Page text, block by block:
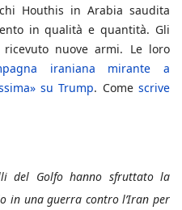
Houthis in Arabia saudita
in qualità e quantità. Gli
nuove armi. Le loro
iraniana mirante a
su Trump. Comescrive
del Golfo hanno sfruttato la
in una guerra contro l’Iran per